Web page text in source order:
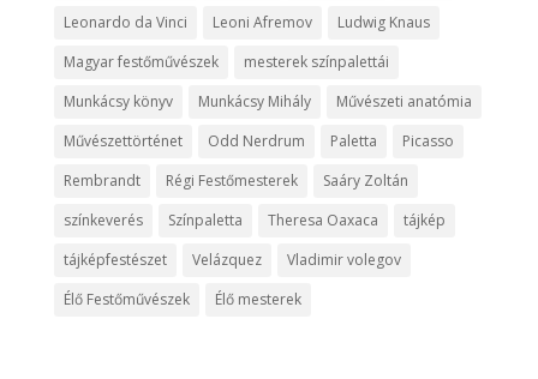
Leonardo da Vinci
Leoni Afremov
Ludwig Knaus
Magyar festőművészek
mesterek színpalettái
Munkácsy könyv
Munkácsy Mihály
Művészeti anatómia
Művészettörténet
Odd Nerdrum Paletta
Picasso
Rembrandt
Régi Festőmesterek
Saáry Zoltán
színkeverés
Színpaletta Theresa Oaxaca
tájkép
tájképfestészet
Velázquez
Vladimir volegov
Élő Festőművészek
Élő mesterek